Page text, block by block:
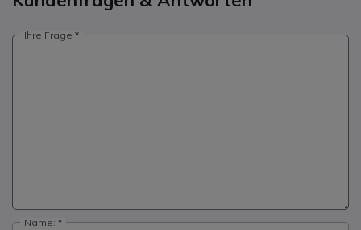
Ihre Frage
Name: